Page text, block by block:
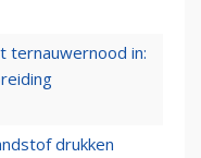
ternauwernood in:
drukken